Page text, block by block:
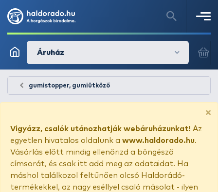
Áruház
gumistopper, gumiütköző
×
Vigyázz, csalók utánozhatják webáruházunkat! Az
egyetlen hivatalos oldalunk a www.haldorado.hu.
Vásárlás előtt mindig ellenőrizd a böngésző
címsorát, és csak itt add meg az adataidat. Ha
máshol találkozol feltűnően olcsó Haldorádó-
termékekkel, az nagy eséllyel csaló másolat - ilyen